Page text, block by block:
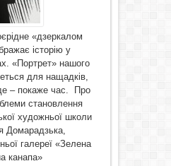
«дзеркалом
історію у
«Портрет» нашого
для нащадків,
– покаже час. Про
становлення
художньої школи
Домарадзька,
галереї «Зелена
канапа»